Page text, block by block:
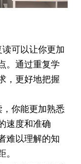
可以让你更加
。通过重复学
，更好地把握
你能更加熟悉
速度和准确
难以理解的知